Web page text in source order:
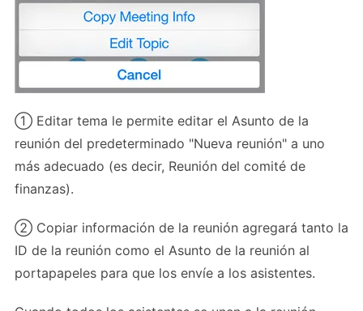
① Editar tema le permite editar el Asunto de la
reunión del predeterminado "Nueva reunión" a uno
más adecuado (es decir, Reunión del comité de
finanzas).
② Copiar información de la reunión agregará tanto la
ID de la reunión como el Asunto de la reunión al
portapapeles para que los envíe a los asistentes.